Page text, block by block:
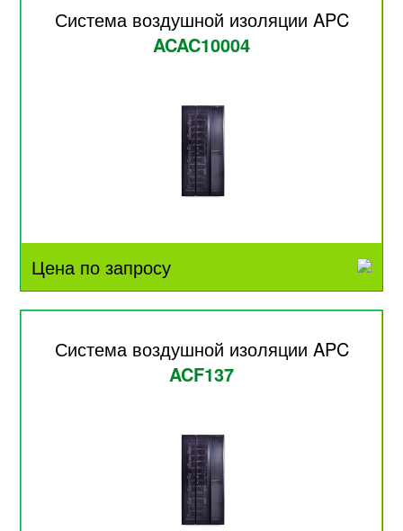
Система воздушной изоляции APC
ACAC10004
Цена по запросу
Система воздушной изоляции APC
ACF137